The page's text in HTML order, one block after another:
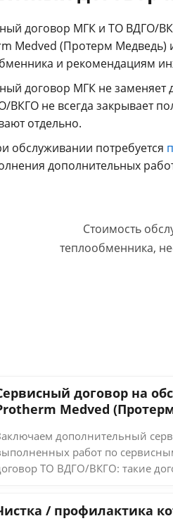
договор МГК и ТО ВДГО/
Medved (Протерм Медведь)
и рекомендациям
договор МГК не заменяет
ВКГО не всегда закрывает
отдельно.
обслуживании потребуется
дополнительных
Стоимость
теплообменника,
договор на
Medved
дополнительный
работ по
ТО ВДГО/ВКГО: такие
/ профилактика